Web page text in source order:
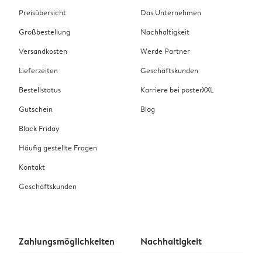
Preisübersicht
Großbestellung
Versandkosten
Lieferzeiten
Bestellstatus
Gutschein
Black Friday
Häufig gestellte Fragen
Kontakt
Geschäftskunden
Das Unternehmen
Nachhaltigkeit
Werde Partner
Geschäftskunden
Karriere bei posterXXL
Blog
Zahlungsmöglichkeiten Nachhaltigkeit